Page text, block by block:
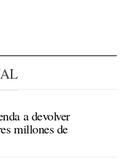
a devolver
millones de